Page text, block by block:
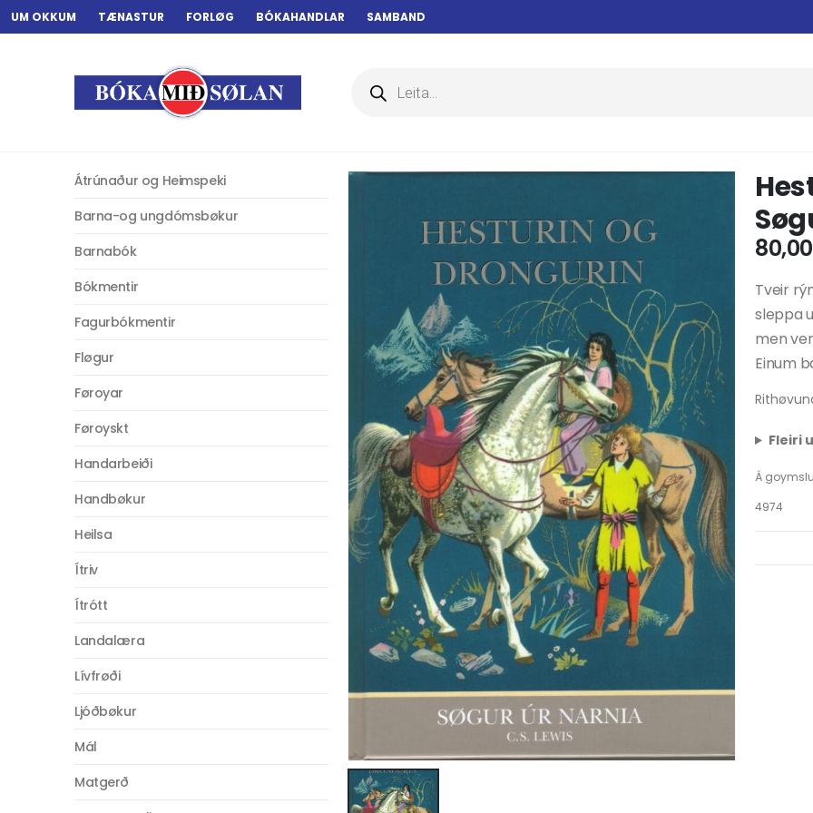
UM OKKUM TÆNASTUR FORLØG BÓKAHANDLAR SAMBAND
search
80,00
Tveir
sleppa
men
Einum
Fleiri
Á goymslu
4974
Átrúnaður og Heimspeki
Barna-og ungdómsbøkur
Barnabók
Bókmentir
Fagurbókmentir
Fløgur
Føroyar
Føroyskt
Handarbeiði
Handbøkur
Heilsa
Ítriv
Ítrótt
Landalæra
Lívfrøði
Ljóðbøkur
Mál
Matgerð